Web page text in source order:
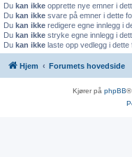
Du kan ikke opprette nye emner i
Du kan ikke svare på emner i dette
Du kan ikke redigere egne innlegg i
Du kan ikke stryke egne innlegg i
Du kan ikke laste opp vedlegg i dette
Hjem Forumets hovedside
Kjører på phpBB®